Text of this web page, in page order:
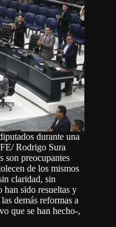
durante una
Rodrigo Sura
son preocupantes
de los mismos
claridad, sin
han sido resueltas y
demás reformas a
que se han hecho-,